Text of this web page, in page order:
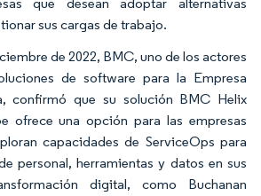
sus cargas de trabajo.
de 2022, BMC, uno de los actores
de software para la Empresa
confirmó que su solución BMC Helix
ofrece una opción para las empresas
capacidades de ServiceOps para
personal, herramientas y datos en sus
digital, como Buchanan